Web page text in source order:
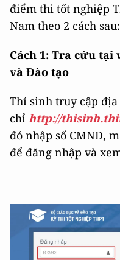
điểm thi tốt nghiệp
Nam theo 2 cách sau:
Cách 1: Tra cứu tại
và Đào tạo
Thí sinh truy cập địa
chỉ http://
đó nhập số CMND,
để đăng nhập và